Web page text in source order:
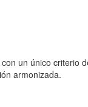
un único criterio
armonizada.